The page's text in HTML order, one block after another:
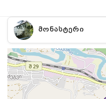
ᲛᲝᲜᲐᲡᲢᲔᲠᲘ